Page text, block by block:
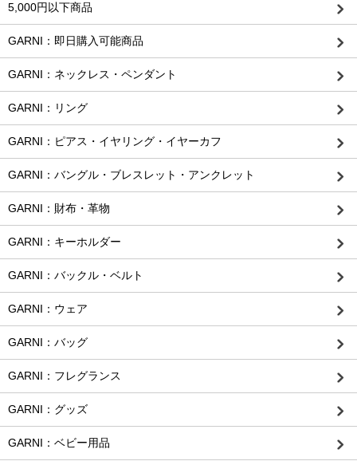
5,000円以下商品
GARNI：即日購入可能商品
GARNI：ネックレス・ペンダント
GARNI：リング
GARNI：ピアス・イヤリング・イヤーカフ
GARNI：バングル・ブレスレット・アンクレット
GARNI：財布・革物
GARNI：キーホルダー
GARNI：バックル・ベルト
GARNI：ウェア
GARNI：バッグ
GARNI：フレグランス
GARNI：グッズ
GARNI：ベビー用品